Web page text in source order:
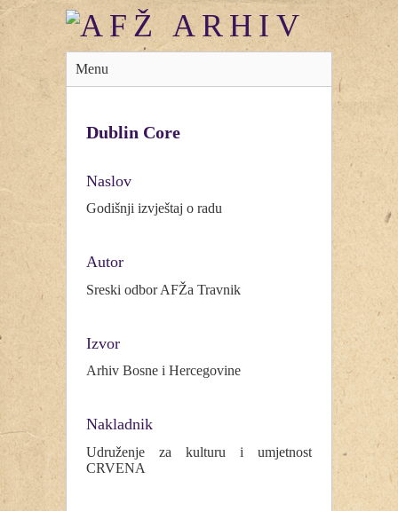
Menu
Dublin Core
Naslov
Godišnji izvještaj o radu
Autor
Sreski odbor AFŽa Travnik
Izvor
Arhiv Bosne i Hercegovine
Nakladnik
Udruženje za kulturu i umjetnost
CRVENA